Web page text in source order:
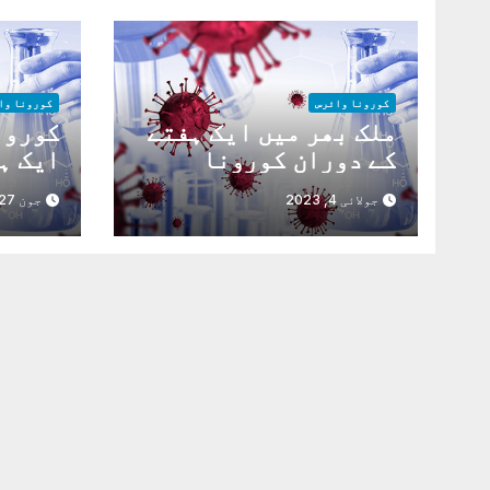
کورونا وائرس
ملک بھر میں ایک ہفتے
کے دوران کورونا
وائرس کے21کیس رپورٹ
،3مریضوں کی حالت
تشویش ناک
جولائی 4, 2023
کورونا
ایک
56نئے کیسز رپورٹجون 27, 2023